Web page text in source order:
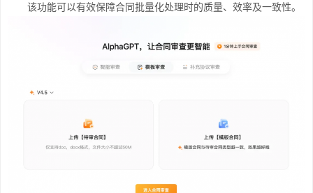
该功能可以有效保障合同批量化处理时的质量、效率及一致性。